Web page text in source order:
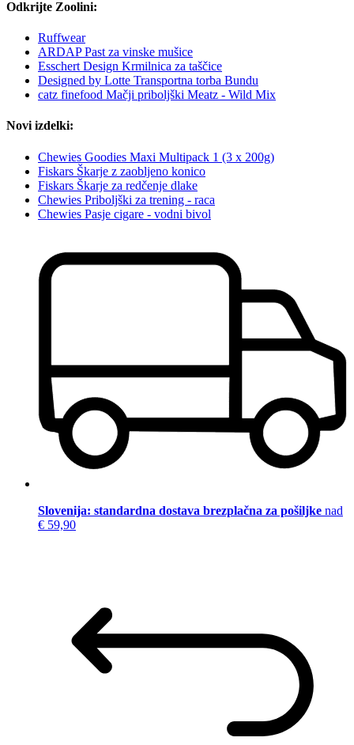
Odkrijte Zoolini:
Ruffwear
ARDAP Past za vinske mušice
Esschert Design Krmilnica za taščice
Designed by Lotte Transportna torba Bundu
catz finefood Mačji priboljški Meatz - Wild Mix
Novi izdelki:
Chewies Goodies Maxi Multipack 1 (3 x 200g)
Fiskars Škarje z zaobljeno konico
Fiskars Škarje za redčenje dlake
Chewies Priboljški za trening - raca
Chewies Pasje cigare - vodni bivol
Slovenija: standardna dostava brezplačna za pošiljke nad
€ 59,90